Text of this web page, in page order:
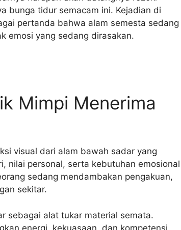
bunga tidur semacam ini. Kejadian di
pertanda bahwa alam semesta sedang
emosi yang sedang dirasakan.
Mimpi Menerima
visual dari alam bawah sadar yang
nilai personal, serta kebutuhan emosional
sedang mendambakan pengakuan,
sekitar.
sebagai alat tukar material semata.
energi, kekuasaan, dan kompetensi